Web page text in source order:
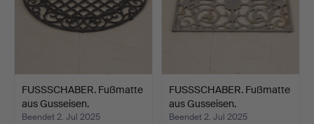
FUSSSCHABER. Fußmatte
aus Gusseisen.
Beendet 2. Jul 2025
FUSSSCHABER. Fußmatte
aus Gusseisen.
Beendet 2. Jul 2025